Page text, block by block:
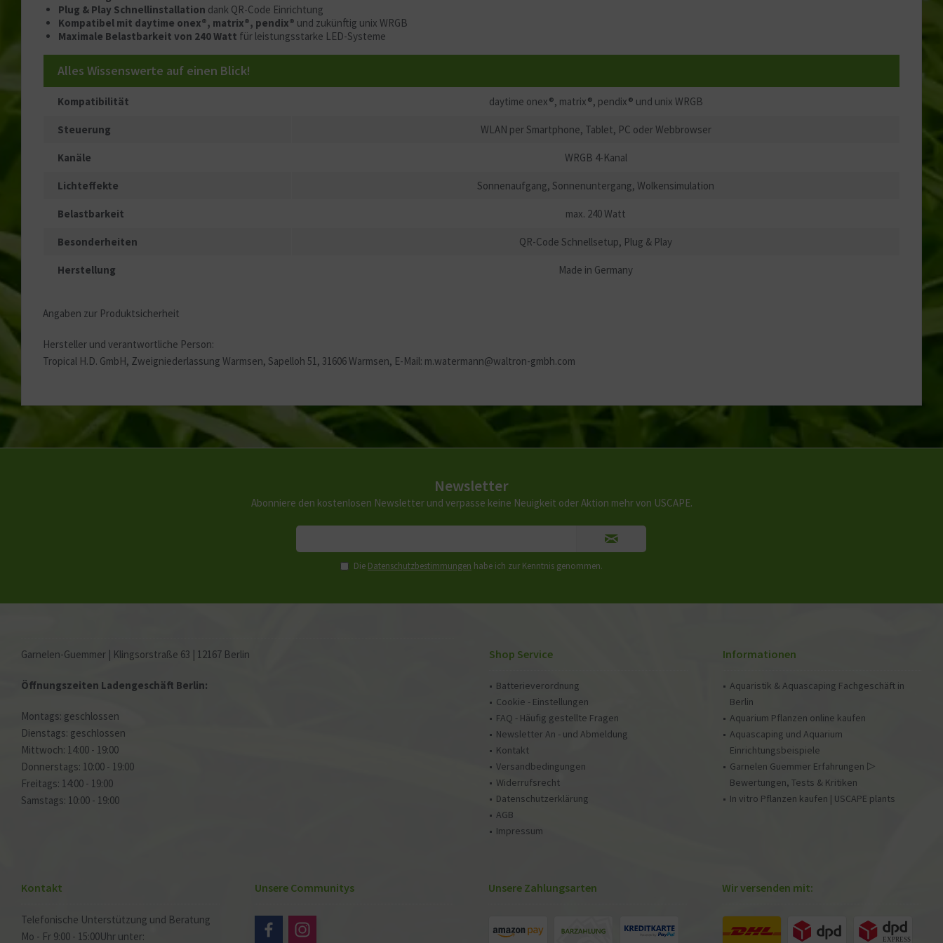
Plug & Play Schnellinstallation dank QR-Code Einrichtung
Kompatibel mit daytime onex®, matrix®, pendix® und zukünftig unix WRGB
Maximale Belastbarkeit von 240 Watt für leistungsstarke LED-Systeme
Alles Wissenswerte auf einen Blick!
Kompatibilität daytime onex®, matrix®, pendix® und unix WRGB
Steuerung WLAN per Smartphone, Tablet, PC oder Webbrowser
Kanäle WRGB 4-Kanal
Lichteffekte Sonnenaufgang, Sonnenuntergang, Wolkensimulation
Belastbarkeit max. 240 Watt
Besonderheiten QR-Code Schnellsetup, Plug & Play
Herstellung Made in Germany
Angaben zur Produktsicherheit
Hersteller und verantwortliche Person:
Tropical H.D. GmbH, Zweigniederlassung Warmsen, Sapelloh 51, 31606 Warmsen, E-Mail: m.watermann@waltron-gmbh.com
Newsletter
Abonniere den kostenlosen Newsletter und verpasse keine Neuigkeit oder Aktion mehr von USCAPE.
Die Datenschutzbestimmungen habe ich zur Kenntnis genommen.
Garnelen-Guemmer | Klingsorstraße 63 | 12167 Berlin
Öffnungszeiten Ladengeschäft Berlin:
Montags: geschlossen
Dienstags: geschlossen
Mittwoch: 14:00 - 19:00
Donnerstags: 10:00 - 19:00
Freitags: 14:00 - 19:00
Samstags: 10:00 - 19:00
Shop Service
Batterieverordnung
Cookie - Einstellungen
FAQ - Häufig gestellte Fragen
Newsletter An - und Abmeldung
Kontakt
Versandbedingungen
Widerrufsrecht
Datenschutzerklärung
AGB
Impressum
Informationen
Aquaristik & Aquascaping Fachgeschäft in
Berlin
Aquarium Pflanzen online kaufen
Aquascaping und Aquarium
Einrichtungsbeispiele
Garnelen Guemmer Erfahrungen ▷
Bewertungen, Tests & Kritiken
In vitro Pflanzen kaufen | USCAPE plants
Kontakt
Telefonische Unterstützung und Beratung
Mo - Fr 9:00 - 15:00Uhr unter:
Unsere Communitys Unsere Zahlungsarten Wir versenden mit: